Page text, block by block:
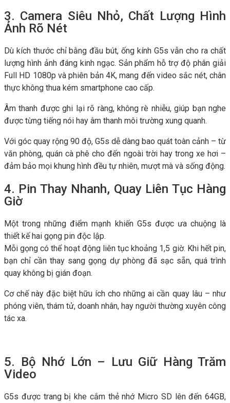
3. Camera Siêu Nhỏ, Chất Lượng Hình
Ảnh Rõ Nét
Dù kích thước chỉ bằng đầu bút, ống kính G5s vẫn cho ra chất
lượng hình ảnh đáng kinh ngạc. Sản phẩm hỗ trợ độ phân giải
Full HD 1080p và phiên bản 4K, mang đến video sắc nét, chân
thực không thua kém smartphone cao cấp.
Âm thanh được ghi lại rõ ràng, không rè nhiễu, giúp bạn nghe
được từng tiếng nói hay âm thanh môi trường xung quanh.
Với góc quay rộng 90 độ, G5s dễ dàng bao quát toàn cảnh – từ
văn phòng, quán cà phê cho đến ngoài trời hay trong xe hơi –
đảm bảo mọi khung hình đều tự nhiên, mượt mà và sống động.
4. Pin Thay Nhanh, Quay Liên Tục Hàng
Giờ
Một trong những điểm mạnh khiến G5s được ưa chuộng là
thiết kế hai gọng pin độc lập.
Mỗi gọng có thể hoạt động liên tục khoảng 1,5 giờ. Khi hết pin,
bạn chỉ cần thay sang gọng dự phòng đã sạc sẵn, quá trình
quay không bị gián đoạn.
Cơ chế này đặc biệt hữu ích cho những ai cần quay lâu – như
phóng viên, thám tử, doanh nhân, hay người thường xuyên công
tác xa.
5. Bộ Nhớ Lớn – Lưu Giữ Hàng Trăm
Video
G5s được trang bị khe cắm thẻ nhớ Micro SD lên đến 64GB,